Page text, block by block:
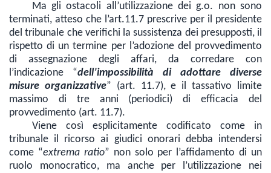
Ma gli ostacoli all’utilizzazione dei g.o. non sono
terminati, atteso che l’art.11.7 prescrive per il presidente
del tribunale che verifichi la sussistenza dei presupposti, il
rispetto di un termine per l’adozione del provvedimento
di assegnazione degli affari, da corredare con
l’indicazione “dell’impossibilità di adottare diverse
misure organizzative” (art. 11.7), e il tassativo limite
massimo di tre anni (periodici) di efficacia del
provvedimento (art. 11.7).
Viene così esplicitamente codificato come in
tribunale il ricorso ai giudici onorari debba intendersi
come “extrema ratio” non solo per l’affidamento di un
ruolo monocratico, ma anche per l’utilizzazione nei